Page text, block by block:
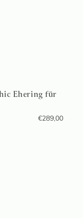
Ehering für
€289,00